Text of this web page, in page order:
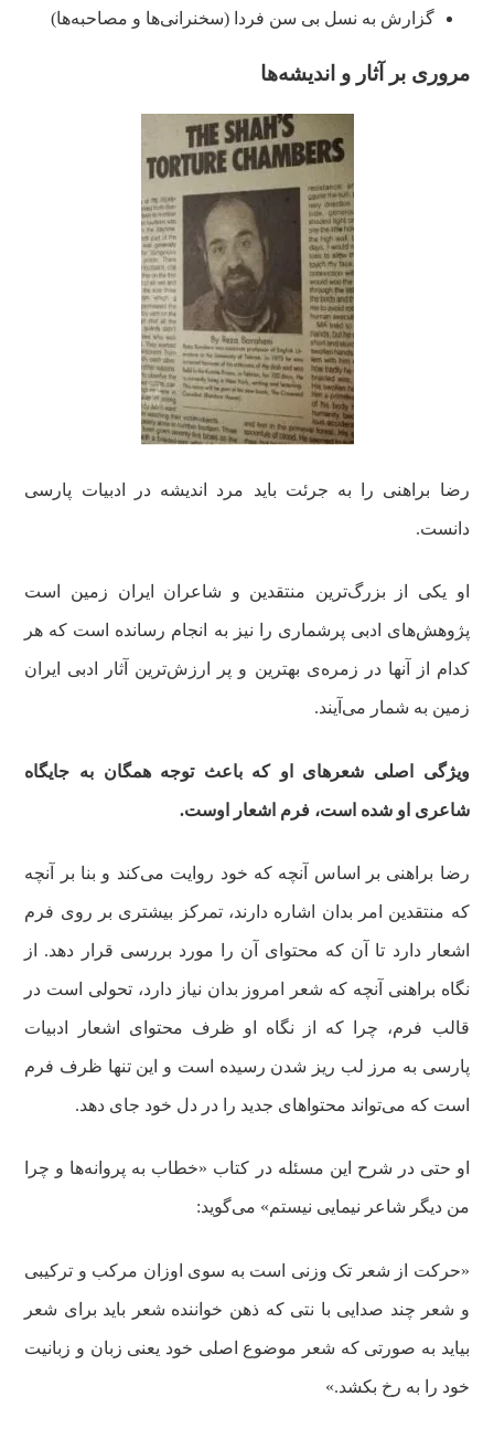
گزارش به نسل بی سن فردا (سخنرانی‌ها و مصاحبه‌ها)
مروری بر آثار و اندیشه‌ها
رضا براهنی را به جرئت باید مرد اندیشه در ادبیات پارسی
دانست.
او یکی از بزرگ‌ترین منتقدین و شاعران ایران زمین است
پژوهش‌های ادبی پرشماری را نیز به انجام رسانده است که هر
کدام از آنها در زمره‌ی بهترین و پر ارزش‌ترین آثار ادبی ایران
زمین به شمار می‌آیند.
ویژگی اصلی شعرهای او که باعث توجه همگان به جایگاه
شاعری او شده است، فرم اشعار اوست.
رضا براهنی بر اساس آنچه که خود روایت می‌کند و بنا بر آنچه
که منتقدین امر بدان اشاره دارند، تمرکز بیشتری بر روی فرم
اشعار دارد تا آن که محتوای آن را مورد بررسی قرار دهد. از
نگاه براهنی آنچه که شعر امروز بدان نیاز دارد، تحولی است در
قالب فرم، چرا که از نگاه او ظرف محتوای اشعار ادبیات
پارسی به مرز لب ریز شدن رسیده است و این تنها ظرف فرم
است که می‌تواند محتواهای جدید را در دل خود جای دهد.
او حتی در شرح این مسئله در کتاب «خطاب به پروانه‌ها و چرا
من دیگر شاعر نیمایی نیستم» می‌گوید:
«حرکت از شعر تک وزنی است به سوی اوزان مرکب و ترکیبی
و شعر چند صدایی با نتی که ذهن خواننده شعر باید برای شعر
بیاید به صورتی که شعر موضوع اصلی خود یعنی زبان و زبانیت
خود را به رخ بکشد.»